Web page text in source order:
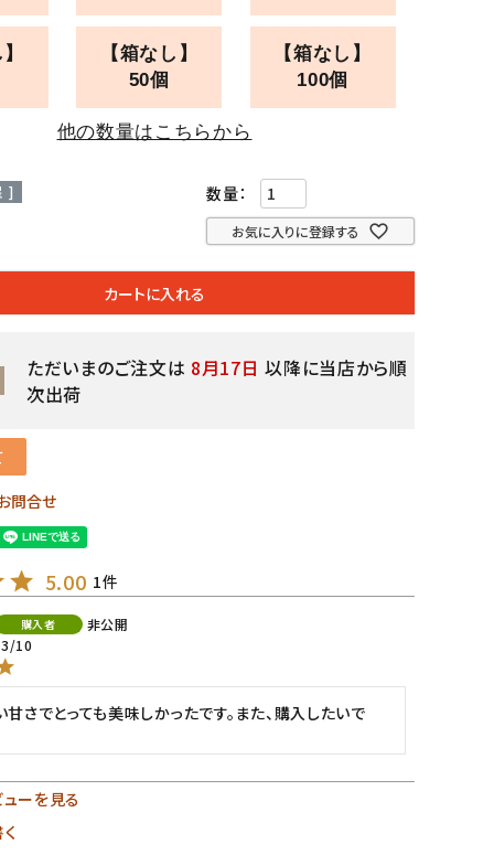
【箱なし】
50個
【箱なし】
100個
他の数量はこちらから
]
お気に入りに登録する
カートに入れる
ただいまのご注文は 8月17日 以降に当店から順
次出荷
問合せ
5.00 1
購入者
非公開
10
甘さでとっても美味しかったです。また、購入したいで
ーを見る